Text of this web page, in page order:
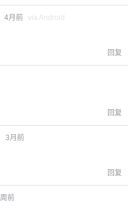
4月前 via Android
回复
回复
3月前
回复
前